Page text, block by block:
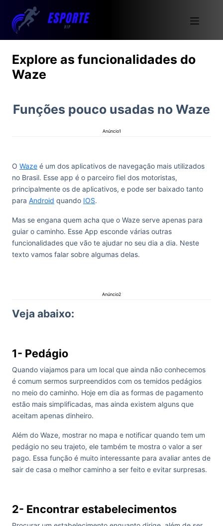
Explore as funcionalidades do
Waze
Funções pouco usadas no Waze
Anúncio1
O Waze é um dos aplicativos de navegação mais utilizados
no Brasil. Esse app é o parceiro fiel dos motoristas,
principalmente os de aplicativos, e pode ser baixado tanto
para Android quando IOS.
Mas se engana quem acha que o Waze serve apenas para
guiar o caminho. Esse App esconde várias outras
funcionalidades que vão te ajudar no seu dia a dia. Neste
texto vamos falar sobre algumas delas.
Anúncio2
Veja abaixo:
1- Pedágio
Quando viajamos para um local que ainda não conhecemos
é comum sermos surpreendidos com os temidos pedágios
no meio do caminho. Hoje em dia as formas de pagamento
estão mais simplificadas, mas ainda existem alguns que
aceitam apenas dinheiro.
Além do Waze, mostrar no mapa e notificar quando tem um
pedágio no seu trajeto, ele também te mostra o valor a ser
pago. Essa função é muito interessante para avaliar antes de
sair de casa o melhor caminho a ser feito e evitar surpresas.
2- Encontrar estabelecimentos